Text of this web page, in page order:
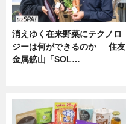
消えゆく在来野菜にテクノロ
ジーは何ができるのか──住友
金属鉱山「SOL…